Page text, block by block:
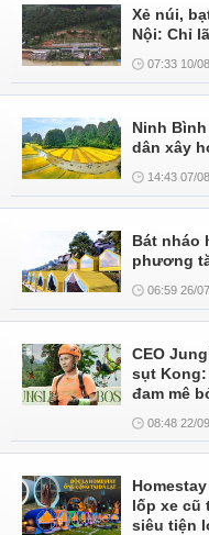
Xẻ núi,
Nội: Chỉ
07:33 10/
Ninh
dân xây
14:43 07/
Bát nháo
phương
06:59 26/
CEO
sụt Kong:
đam mê
08:48 22/
lốp xe cũ
siêu tiện